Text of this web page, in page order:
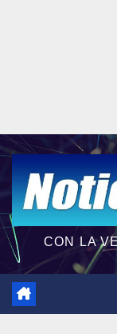
CON LA